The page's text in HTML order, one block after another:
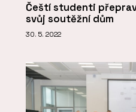
Čeští studenti
svůj soutěžní dům
30. 5. 2022